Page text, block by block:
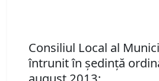
Consiliul Local al
întrunit în şedinţă